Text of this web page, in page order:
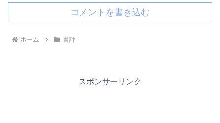
コメントを書き込む
ホーム 書評
スポンサーリンク